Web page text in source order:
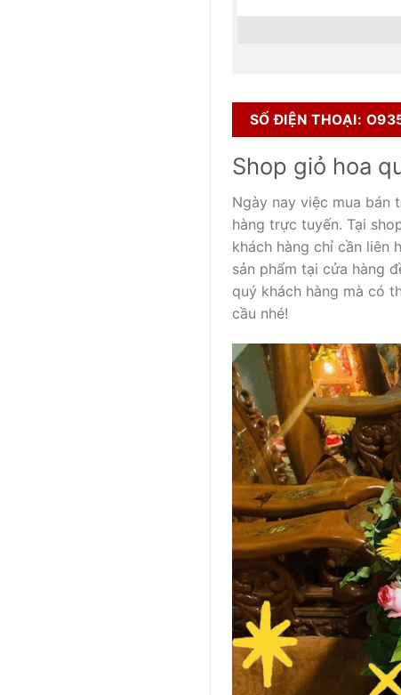
SỐ ĐIỆN THOẠI:
Shop giỏ hoa
Ngày nay việc mua bán
hàng trực tuyến. Tại
khách hàng chỉ cần liên
sản phẩm tại cửa hàng
quý khách hàng mà có
cầu nhé!